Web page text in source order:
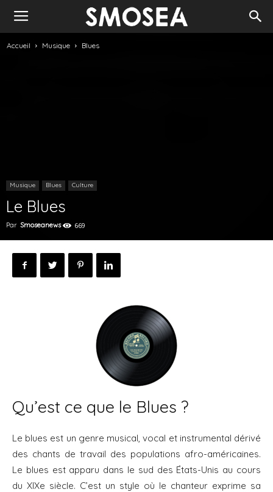
Accueil Musique Blues
Musique Blues Culture
Le Blues
Par Smoseanews 669
Qu’est ce que le Blues ?
Le blues est un genre musical, vocal et instrumental dérivé
des chants de travail des populations afro-américaines.
Le blues est apparu dans le sud des États-Unis au cours
du XIXe siècle. C’est un style où le chanteur exprime sa